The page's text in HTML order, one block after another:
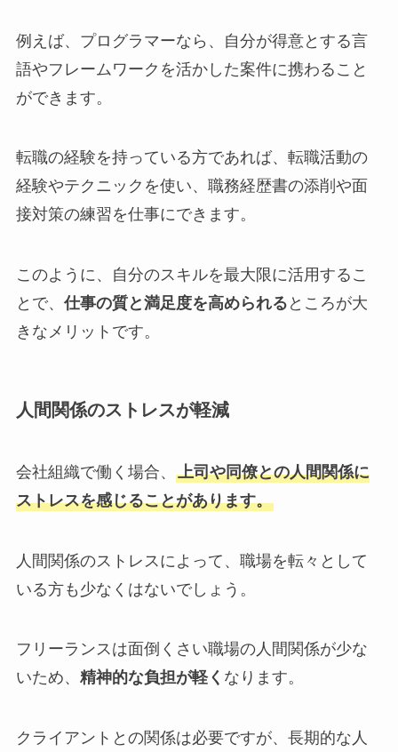
例えば、プログラマーなら、自分が得意とする言
語やフレームワークを活かした案件に携わること
ができます。
転職の経験を持っている方であれば、転職活動の
経験やテクニックを使い、職務経歴書の添削や面
接対策の練習を仕事にできます。
このように、自分のスキルを最大限に活用するこ
とで、 仕事の質と満足度を高められる ところが大
きなメリットです。
人間関係のストレスが軽減
会社組織で働く場合、 上司や同僚との人間関係に
ストレスを感じることがあります。
人間関係のストレスによって、職場を転々として
いる方も少なくはないでしょう。
フリーランスは面倒くさい職場の人間関係が少な
いため、 精神的な負担が軽く なります。
クライアントとの関係は必要ですが、長期的な人